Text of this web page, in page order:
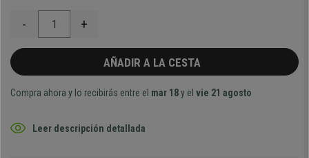
- +
AÑADIR A LA CESTA
Compra ahora y lo recibirás entre el mar 18y el vie 21 agosto
Leer descripción detallada